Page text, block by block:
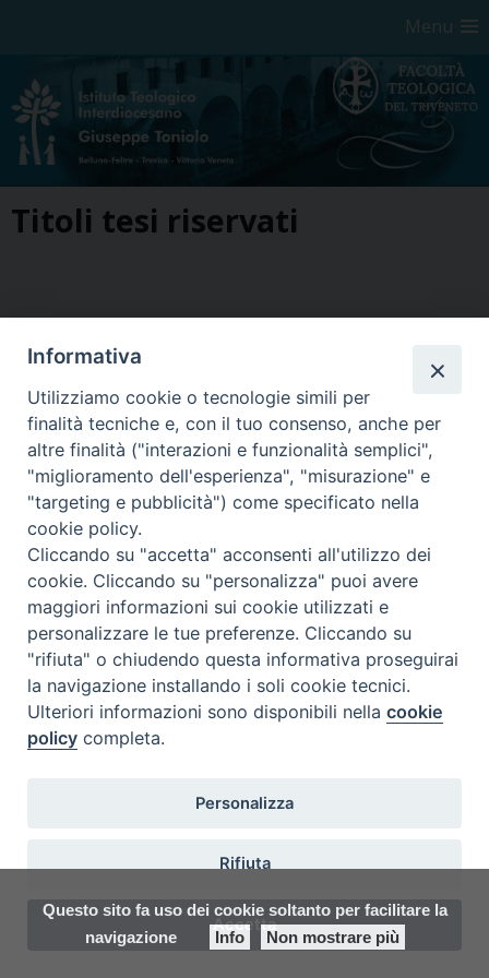
Questo sito fa uso dei cookie soltanto per facilitare la
navigazione
Info Non mostrare più
Menu
Titoli tesi riservati
Seminario Vescovile di Treviso
p.tta Benedetto XI, 2
31100 Treviso
Tel. 0422 324835
segreteria@itigt.it
Orario di segreteria
lunedì 17.30-19.30
martedì 17.30-19.30
mercoledì 17.30-19.30
giovedì 17.30-19.30
venerdì chiuso
sabato 9.30-11.30
Informativa
Utilizziamo cookie o tecnologie simili per
finalità tecniche e, con il tuo consenso, anche per
altre finalità ("interazioni e funzionalità semplici",
"miglioramento dell'esperienza", "misurazione" e
"targeting e pubblicità") come specificato nella
cookie policy.
Cliccando su "accetta" acconsenti all'utilizzo dei
cookie. Cliccando su "personalizza" puoi avere
maggiori informazioni sui cookie utilizzati e
personalizzare le tue preferenze. Cliccando su
"rifiuta" o chiudendo questa informativa proseguirai
la navigazione installando i soli cookie tecnici.
Ulteriori informazioni sono disponibili nellacookie
policy completa.
Personalizza
Rifiuta
Accetta